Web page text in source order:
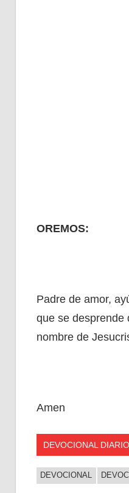
OREMOS:
Padre de amor,
que se desprende
nombre de
Amen
DEVOCIONAL DIARIO
DEVOCIONAL